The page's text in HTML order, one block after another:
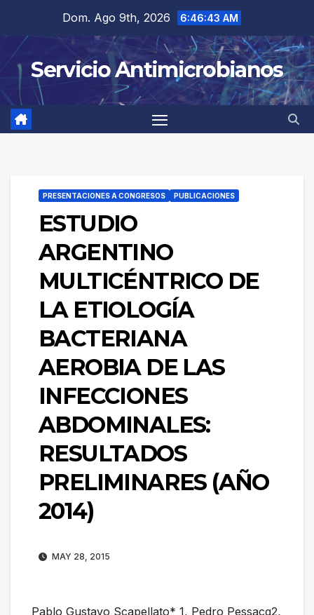
contenido
Dom. Ago 9th, 2026 6:46:43 AM
Servicio Antimicrobianos
PRESENTACIONES A CONGRESOS PUBLICACIONES
ESTUDIO
ARGENTINO
MULTICÉNTRICO DE
LA ETIOLOGÍA
BACTERIANA
AEROBIA DE LAS
INFECCIONES
ABDOMINALES:
RESULTADOS
PRELIMINARES (AÑO
2014)
MAY 28, 2015
Pablo Gustavo Scapellato* 1, Pedro Pessacq2,